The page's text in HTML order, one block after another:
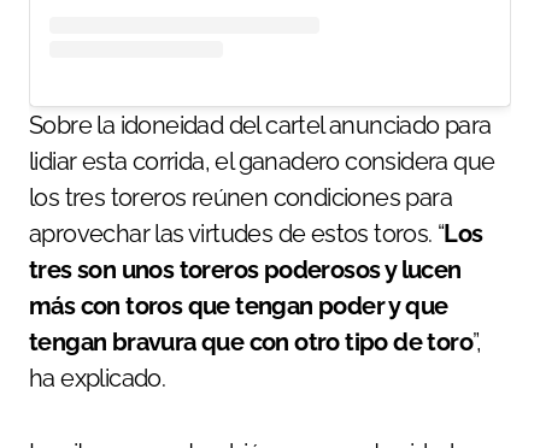
Sobre la idoneidad del cartel anunciado para
lidiar esta corrida, el ganadero considera que
los tres toreros reúnen condiciones para
aprovechar las virtudes de estos toros. “Los
tres son unos toreros poderosos y lucen
más con toros que tengan poder y que
tengan bravura que con otro tipo de toro”,
ha explicado.